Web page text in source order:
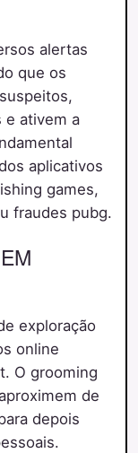
alertas
que os
e ativem a
aplicativos
games,
fraudes pubg.
exploração
online
O grooming
de
depois